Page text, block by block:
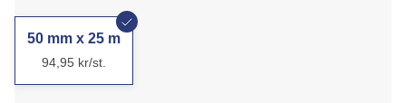
50 mm x 25 m
94,95 kr/st.